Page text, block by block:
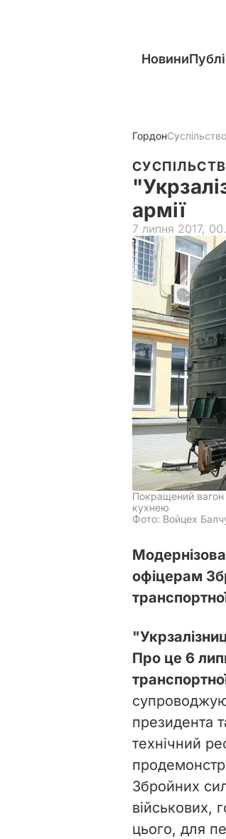
Новини
ГордонСуспільство
армії
7 липня 2017,
Покращений
кухнею
Фото: Войцех
офіцерам
Про це 6
президента
технічний
Збройних
військових,
цього, для